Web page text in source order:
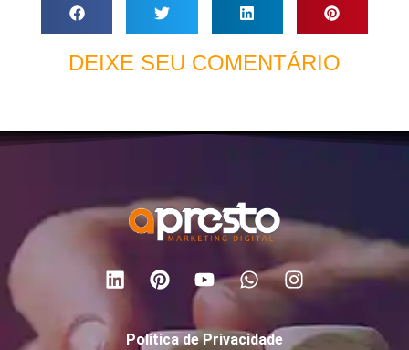
DEIXE SEU COMENTÁRIO
Política de Privacidade